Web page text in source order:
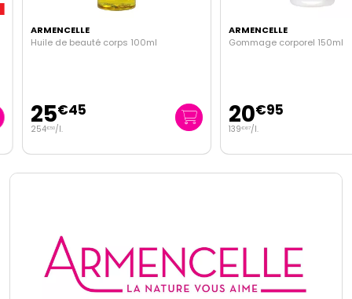
ARMENCELLE
Huile de beauté corps 100ml
25€45
254 €50/l.
ARMENCELLE
Gommage corporel 150ml
20€95
139€ 67/l.